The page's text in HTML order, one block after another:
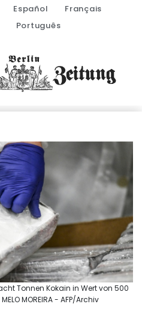
Español
Français
Português
Tonnen Kokain in Wert von 500
MOREIRA - AFP/Archiv